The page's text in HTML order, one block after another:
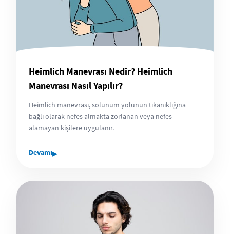
Heimlich Manevrası Nedir? Heimlich
Manevrası Nasıl Yapılır?
Heimlich manevrası, solunum yolunun tıkanıklığına
bağlı olarak nefes almakta zorlanan veya nefes
alamayan kişilere uygulanır.
Devamı▸